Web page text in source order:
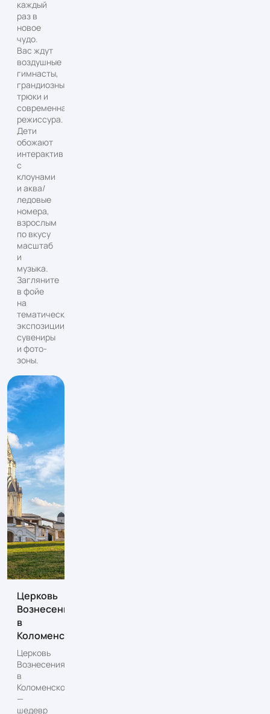
каждый
раз в
новое
чудо.
Вас ждут
воздушные
гимнасты,
грандиозные
трюки и
современная
режиссура.
Дети
обожают
интерактив
с
клоунами
и аква/
ледовые
номера,
взрослым
по вкусу
масштаб
и
музыка.
Загляните
в фойе
на
тематические
экспозиции,
сувениры
и фото-
зоны.
Церковь
Вознесения
в
Коломенском
Церковь
Вознесения
в
Коломенском
—
шедевр